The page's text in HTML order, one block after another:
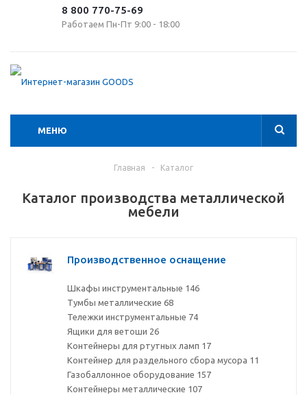
8 800 770-75-69
Работаем Пн-Пт 9:00 - 18:00
МЕНЮ
Главная - Каталог
Каталог производства металлической
мебели
Производственное оснащение
Шкафы инструментальные 146
Тумбы металлические 68
Тележки инструментальные 74
Ящики для ветоши 26
Контейнеры для ртутных ламп 17
Контейнер для раздельного сбора мусора 11
Газобаллонное оборудование 157
Контейнеры металлические 107